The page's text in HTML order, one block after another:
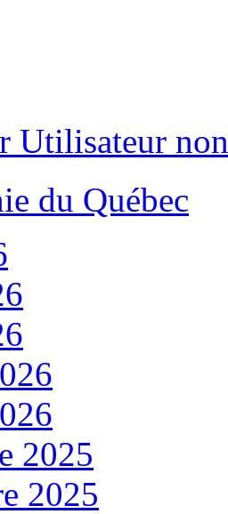
Utilisateur
du Québec
2025
2025